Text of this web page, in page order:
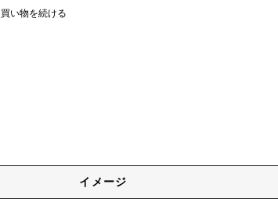
買い物を続ける
イメージ